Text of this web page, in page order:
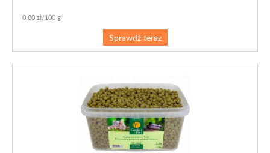
0,80 zł/100 g
Sprawdź teraz